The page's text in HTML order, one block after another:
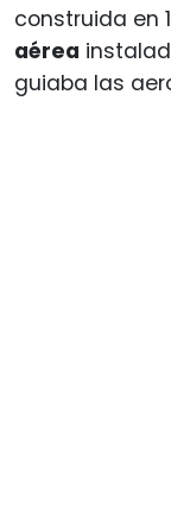
construida en
aérea
guiaba las